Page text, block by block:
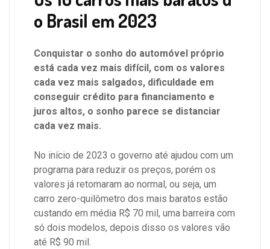
o Brasil em 2023
Conquistar o sonho do automóvel próprio
está cada vez mais difícil, com os valores
cada vez mais salgados, dificuldade em
conseguir crédito para financiamento e
juros altos, o sonho parece se distanciar
cada vez mais.
No início de 2023 o governo até ajudou com um
programa para reduzir os preços, porém os
valores já retomaram ao normal, ou seja, um
carro zero-quilômetro dos mais baratos estão
custando em média R$ 70 mil, uma barreira com
só dois modelos, depois disso os valores vão
até R$ 90 mil.